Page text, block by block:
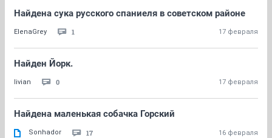
Найдена сука русского спаниеля в советском районе
ElenaGrey 1 17 февраля
Найден Йорк.
livian 0 17 февраля
Найдена маленькая собачка Горский
Sonhador 17 16 февраля